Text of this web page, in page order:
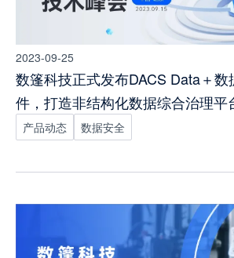
2023-09-25
数篷科技正式发布DACS Data＋
件，打造非结构化数据综合治理平
产品动态 数据安全